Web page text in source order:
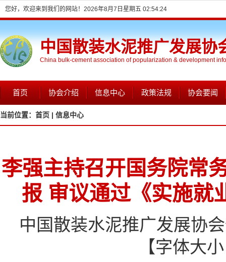
您好，欢迎来到我们的网站！ 2026年8月7日星期五 02:54:25
中国散装水泥推广发展协
China bulk-cement association of popularization & development
首页 协会介绍 信息中心 政策法规 协会要闻
当前位置： 首页 | 信息中心
李强主持召开国务院常
报 审议通过《实施就
中国散装水泥推广发展协
【字体大